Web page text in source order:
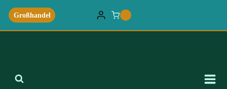
Zum
Inhalt
springen
Großhandel